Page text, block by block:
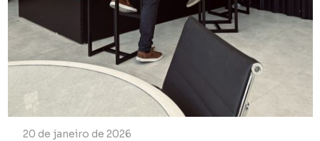
20 de janeiro de 2026